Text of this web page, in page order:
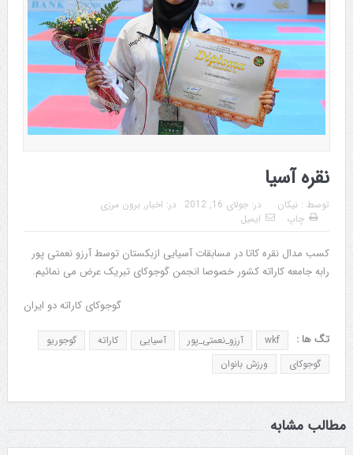
نقره آسیا
توسط : نیکان در: جولای 16, 2012 در: اخبار, برون مرزی
چاپ
ایمیل
کسب مدال نقره کاتا در مسابقات آسیایی ازبکستان توسط آرزو نعمتی پور
رابه جامعه کاراته کشور خصوصا انجمن گوجوکای تبریک عرض می نمائیم.
گوجوکای کاراته دو ایران
تگ ها : wkf آرزو_نعمتی_پور آسیایی کاراته
گوجوریو
گوجوکای
ورزش بانوان
مطالب مشابه